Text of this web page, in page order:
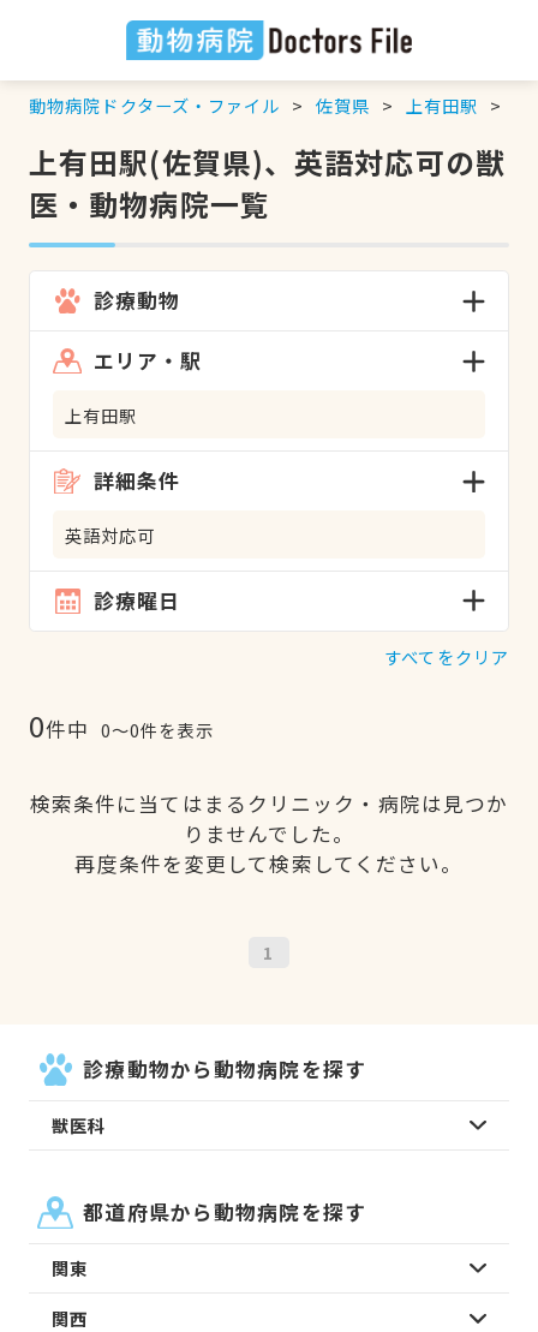
動物病院ドクターズ・ファイル 佐賀県 上有田駅
上有田駅(佐賀県)、英語対応可の獣
医・動物病院一覧
診療動物
エリア・駅
上有田駅
詳細条件
英語対応可
診療曜日
すべてをクリア
0件中 0〜0件を表示
検索条件に当てはまるクリニック・病院は見つか
りませんでした。
再度条件を変更して検索してください。
1
診療動物から動物病院を探す
獣医科
都道府県から動物病院を探す
関東
関西